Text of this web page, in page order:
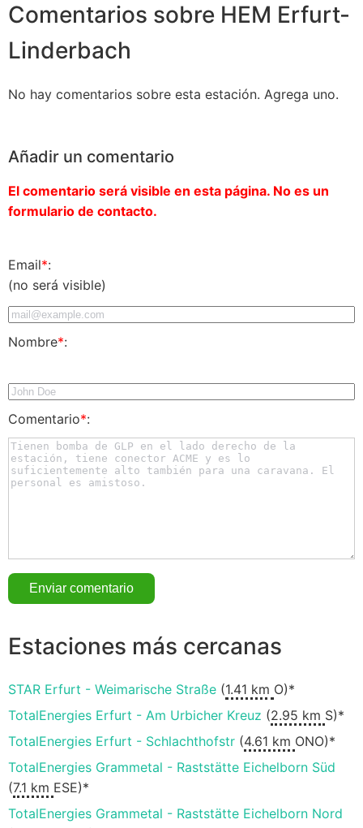
Comentarios sobre HEM Erfurt-
Linderbach
No hay comentarios sobre esta estación. Agrega uno.
Añadir un comentario
El comentario será visible en esta página. No es un
formulario de contacto.
Email*:
(no será visible)
Nombre*:
Comentario*:
Estaciones más cercanas
STAR Erfurt - Weimarische Straße (1.41 km O)*
TotalEnergies Erfurt - Am Urbicher Kreuz (2.95 km S)*
TotalEnergies Erfurt - Schlachthofstr (4.61 km ONO)*
TotalEnergies Grammetal - Raststätte Eichelborn Süd
(7.1 km ESE)*
TotalEnergies Grammetal - Raststätte Eichelborn Nord